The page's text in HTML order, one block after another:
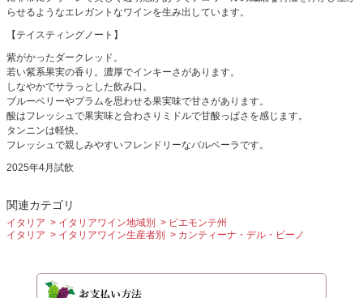
らせるようなエレガントなワインを生み出しています。
【テイスティングノート】
紫がかったダークレッド。
若い紫系果実の香り。濃厚でインキーさがあります。
しなやかでサラっとした飲み口。
ブルーベリーやプラムを思わせる果実味で甘さがあります。
酸はフレッシュで果実味と合わさりミドルで甘酸っぱさを感じます。
タンニンは軽快。
フレッシュで親しみやすいフレンドリーなバルベーラです。
2025年4月試飲
関連カテゴリ
イタリア イタリアワイン地域別
ピエモンテ州
イタリア
イタリアワイン生産者別 カンティーナ・デル・ピーノ